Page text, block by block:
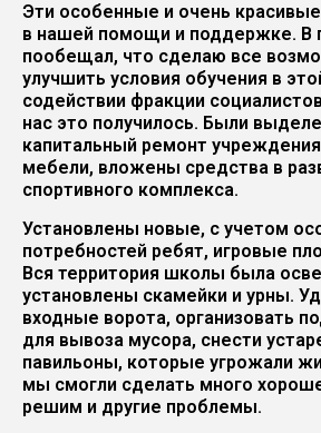
Эти особенные и очень
в нашей помощи и поддержке. В
пообещал, что сделаю все
улучшить условия обучения в
содействии фракции
нас это получилось. Были
капитальный ремонт
мебели, вложены средства в
спортивного комплекса.
Установлены новые, с учетом
потребностей ребят, игровые
Вся территория школы была
установлены скамейки и урны.
входные ворота, организовать
для вывоза мусора, снести
павильоны, которые угрожали
мы смогли сделать много
решим и другие проблемы.